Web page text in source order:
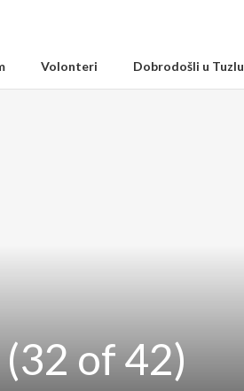
Volonteri Dobrodošli u Tuzlu
of 42)